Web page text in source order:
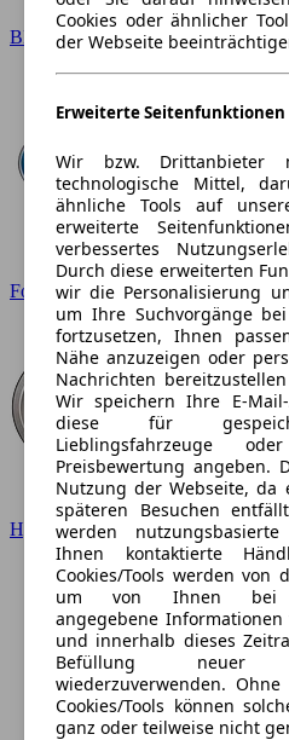
BMW
Ford
Hyundai
Cookies oder ähnlicher
der Webseite
Erweiterte Seitenfunktionen
Wir bzw. Drittanbieter
technologische Mittel,
ähnliche Tools auf
erweiterte
verbessertes
Durch diese erweiterten
wir die Personalisierung
um Ihre Suchvorgänge
fortzusetzen, Ihnen
Nähe anzuzeigen oder
Nachrichten
Wir speichern Ihre E-
diese für
Lieblingsfahrzeuge
Preisbewertung angeben.
Nutzung der Webseite, da
späteren Besuchen
werden
Ihnen kontaktierte
Cookies/Tools werden von
um von Ihnen bei
angegebene
und innerhalb dieses
Befüllung neuer
wiederzuverwenden.
Cookies/Tools können
ganz oder teilweise nicht